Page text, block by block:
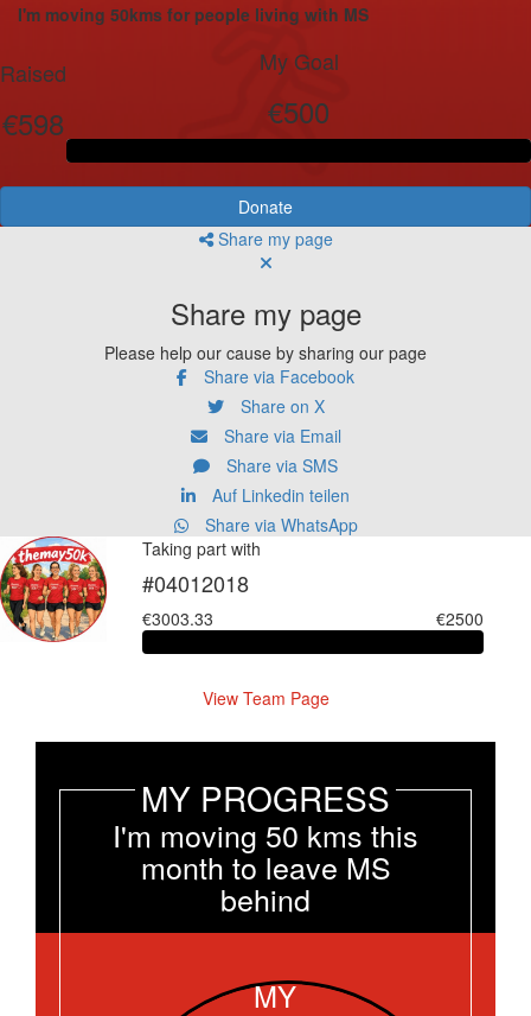
I'm moving 50kms for people living with MS
Raised
€598
My Goal
€500
Donate
Share my page
Share my page
Please help our cause by sharing our page
Share via Facebook
Share on X
Share via Email
Share via SMS
Auf Linkedin teilen
Share via WhatsApp
Taking part with
#04012018
€3003.33 €2500
View Team Page
MY PROGRESS
I'm moving 50 kms this
month to leave MS
behind
MY